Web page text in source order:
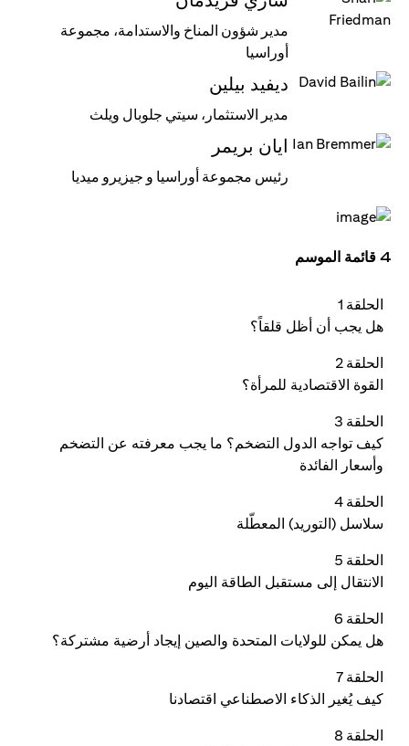
مدير شؤون المناخ والاستدامة، مجموعة
أوراسيا
ديفيد بيلين
مدير الاستثمار، سيتي جلوبال ويلث
ايان بريمر
رئيس مجموعة أوراسيا و جيزيرو ميديا
4 قائمة الموسم
الحلقة 1
هل يجب أن أظل قلقاً؟
الحلقة 2
القوة الاقتصادية للمرأة؟
الحلقة 3
كيف تواجه الدول التضخم؟ ما يجب معرفته عن التضخم
وأسعار الفائدة
الحلقة 4
سلاسل (التوريد) المعطّلة
الحلقة 5
الانتقال إلى مستقبل الطاقة اليوم
الحلقة 6
هل يمكن للولايات المتحدة والصين إيجاد أرضية مشتركة؟
الحلقة 7
كيف يُغير الذكاء الاصطناعي اقتصادنا
الحلقة 8